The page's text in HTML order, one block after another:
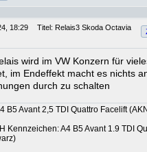
18:29
Titel: Relais3 Skoda Octavia
wird im VW Konzern für
im Endeffekt macht es nichts
durch zu schalten
B5 Avant 2,5 TDI Quattro Facelift
Kennzeichen: A4 B5 Avant 1.9 TDI